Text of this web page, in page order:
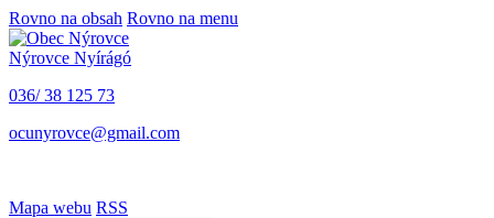
Rovno na obsah Rovno na menu
Nýrovce Nyírágó
036/ 38 125 73
ocunyrovce@gmail.com
Mapa webu RSS